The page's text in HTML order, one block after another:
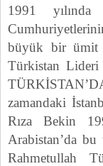
1991
büyük bir ümit
Türkistan
zamandaki
Rıza Bekin
Arabistan’da
Rahmetullah